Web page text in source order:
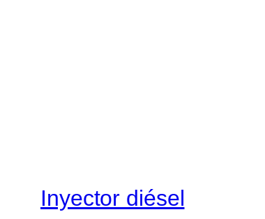
Inyector diésel